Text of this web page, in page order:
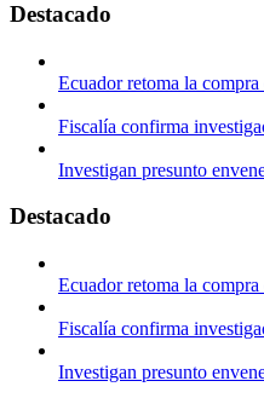
Destacado
Ecuador retoma la
Fiscalía confirma
Investigan presunto
Destacado
Ecuador retoma la
Fiscalía confirma
Investigan presunto